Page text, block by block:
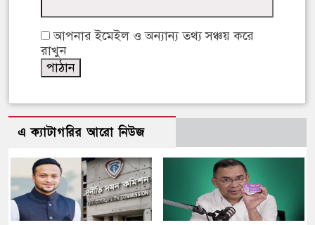
আপনার ইমেইল ও অন্যান্য তথ্য সঞ্চয় করে
রাখুন
এ ক্যাটাগরির আরো নিউজ